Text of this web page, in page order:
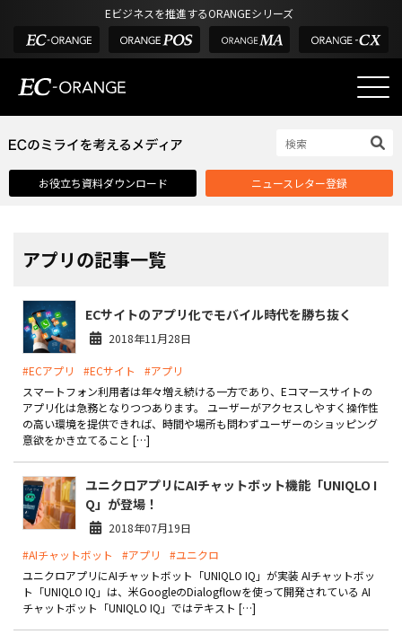
Eビジネスを推進するORANGEシリーズ
選ばれる理由
課題解決例
外部サービス連携
インフラ環境・サポート
費用
製品
ショッピングモール型 EC
マルチテナント、マルチブランドなど
ECと通販の連動を可能に
EC運用支援
継続的に結果を出し続けるECサイトへ
お役立ち資料ダウンロード ニュースレター登録
アプリの記事一覧
ECサイトのアプリ化でモバイル時代を勝ち抜く
2018年11月28日
#ECアプリ #ECサイト
#アプリ
スマートフォン利用者は年々増え続ける一方であり、Eコマースサイトの
アプリ化は急務となりつつあります。 ユーザーがアクセスしやすく操作性
の高い環境を提供できれば、時間や場所も問わずユーザーのショッピング
意欲をかき立てること […]
ユニクロアプリにAIチャットボット機能「UNIQLO I
Q」が登場！
2018年07月19日
#AIチャットボット
#アプリ
#ユニクロ
ユニクロアプリにAIチャットボット「UNIQLO IQ」が実装 AIチャットボッ
ト「UNIQLO IQ」は、米GoogleのDialogflowを使って開発されている AI
チャットボット「UNIQLO IQ」ではテキスト […]